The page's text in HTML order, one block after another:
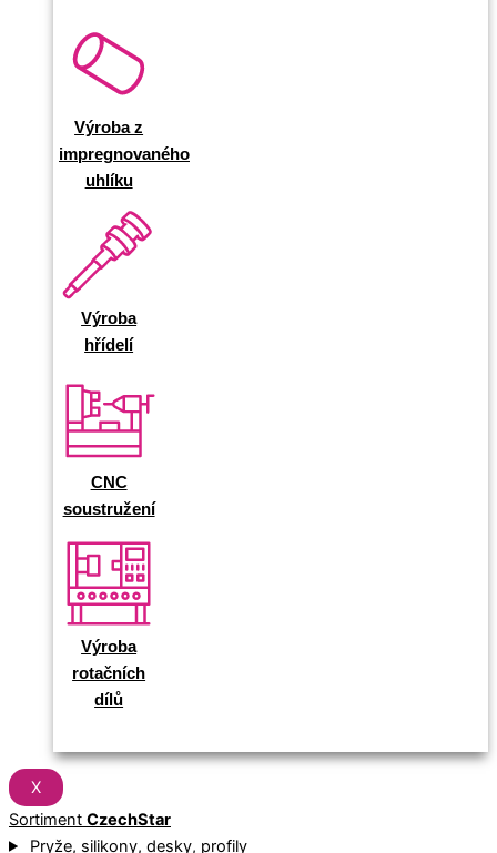
Výroba z
impregnovaného
uhlíku
Výroba
hřídelí
CNC
soustružení
Výroba
rotačních
dílů
X
Sortiment CzechStar
Pryže, silikony, desky, profily